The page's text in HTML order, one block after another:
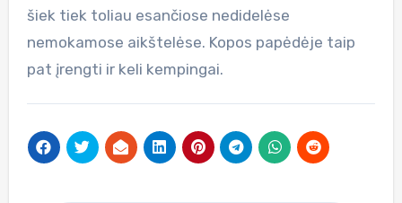
šiek tiek toliau esančiose nedidelėse
nemokamose aikštelėse. Kopos papėdėje taip
pat įrengti ir keli kempingai.